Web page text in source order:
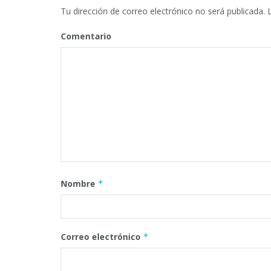
Tu dirección de correo electrónico no será publicada.
Comentario
Nombre *
Correo electrónico *